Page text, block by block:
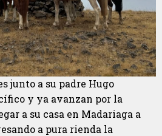
junto a su padre Hugo
y ya avanzan por la
a su casa en Madariaga a
a pura rienda la